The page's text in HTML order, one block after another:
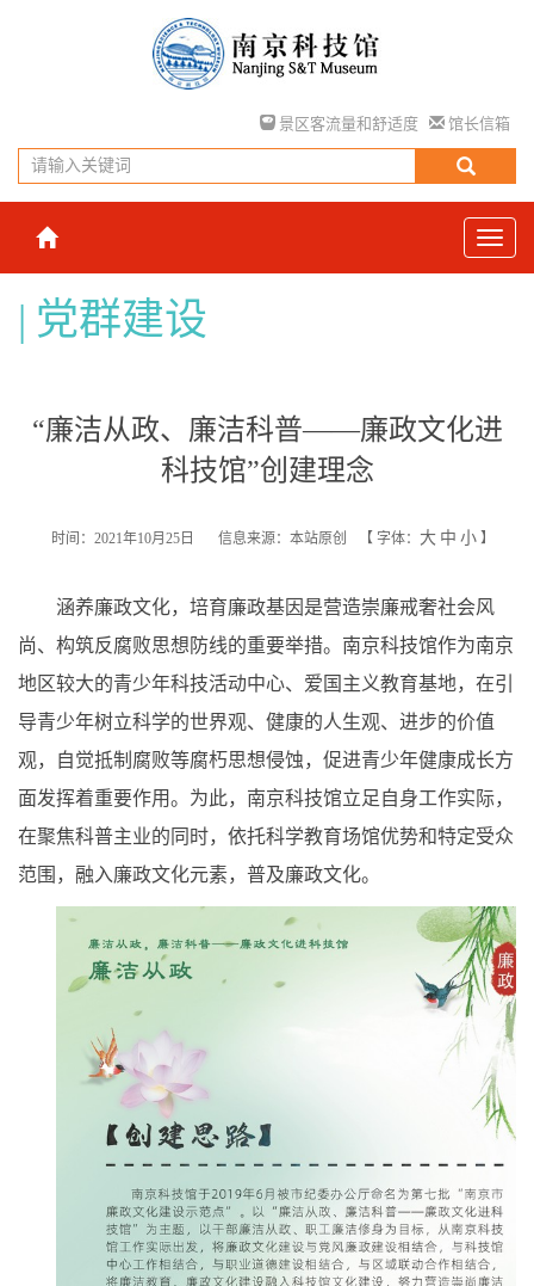
景区客流量和舒适度 馆长信箱
党群建设
“廉洁从政、廉洁科普——廉政文化进
科技馆”创建理念
时间：2021年10月25日 信息来源：本站原创 【 字体： 大 中 小 】
涵养廉政文化，培育廉政基因是营造崇廉戒奢社会风
尚、构筑反腐败思想防线的重要举措。南京科技馆作为南京
地区较大的青少年科技活动中心、爱国主义教育基地，在引
导青少年树立科学的世界观、健康的人生观、进步的价值
观，自觉抵制腐败等腐朽思想侵蚀，促进青少年健康成长方
面发挥着重要作用。为此，南京科技馆立足自身工作实际，
在聚焦科普主业的同时，依托科学教育场馆优势和特定受众
范围，融入廉政文化元素，普及廉政文化。